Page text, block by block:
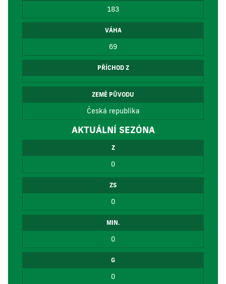
183
VÁHA
69
PŘÍCHOD Z
ZEMĚ PŮVODU
Česká republika
AKTUÁLNÍ SEZÓNA
Z
0
ZS
0
MIN.
0
G
0